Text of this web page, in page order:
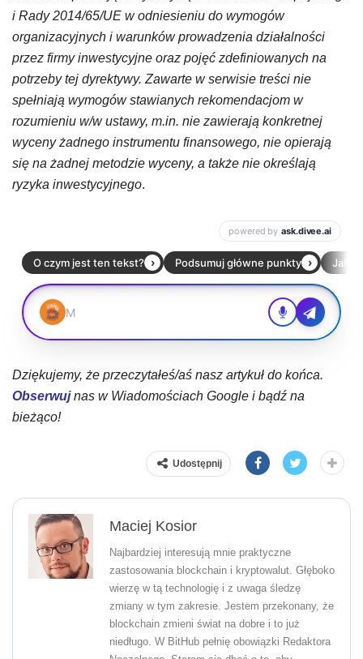
i Rady 2014/65/UE w odniesieniu do wymogów
organizacyjnych i warunków prowadzenia działalności
przez firmy inwestycyjne oraz pojęć zdefiniowanych na
potrzeby tej dyrektywy. Zawarte w serwisie treści nie
spełniają wymogów stawianych rekomendacjom w
rozumieniu w/w ustawy, m.in. nie zawierają konkretnej
wyceny żadnego instrumentu finansowego, nie opierają
się na żadnej metodzie wyceny, a także nie określają
ryzyka inwestycyjnego.
Dziękujemy, że przeczytałeś/aś nasz artykuł do końca.
Obserwujnas w Wiadomościach Google i bądź na
bieżąco!
Udostępnij
Maciej Kosior
Najbardziej interesują mnie praktyczne
zastosowania blockchain i kryptowalut. Głęboko
wierzę w tą technologię i z uwaga śledzę
zmiany w tym zakresie. Jestem przekonany, że
blockchain zmieni świat na dobre i to już
niedługo. W BitHub pełnię obowiązki Redaktora